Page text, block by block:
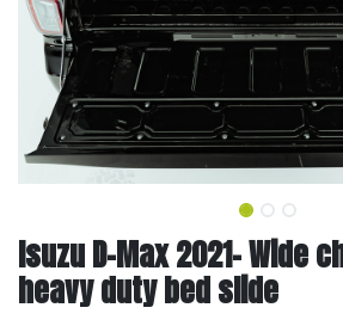
Isuzu D-Max 2021- Wide
heavy duty bed slide